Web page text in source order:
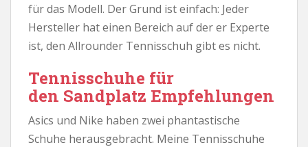
für das Modell. Der Grund ist einfach: Jeder
Hersteller hat einen Bereich auf der er Experte
ist, den Allrounder Tennisschuh gibt es nicht.
Tennisschuhe für
den Sandplatz Empfehlungen
Asics und Nike haben zwei phantastische
Schuhe herausgebracht. Meine Tennisschuhe